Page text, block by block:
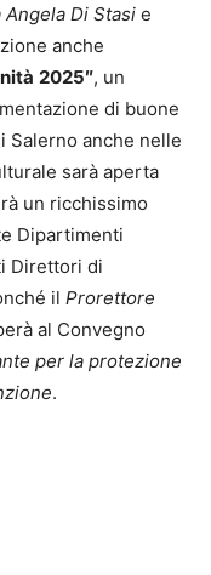
Angela Di Stasi e
anche
2025″, un
di buone
Salerno anche nelle
sarà aperta
un ricchissimo
Dipartimenti
Direttori di
il Prorettore
al Convegno
per la protezione
.